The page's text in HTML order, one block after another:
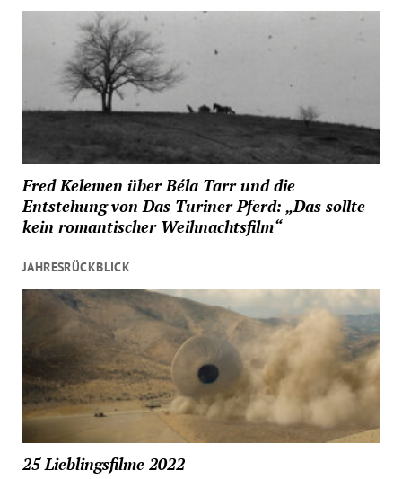
Fred Kelemen über Béla Tarr und die
Entstehung von Das Turiner Pferd: „Das sollte
kein romantischer Weihnachtsfilm“
JAHRESRÜCKBLICK
25 Lieblingsfilme 2022